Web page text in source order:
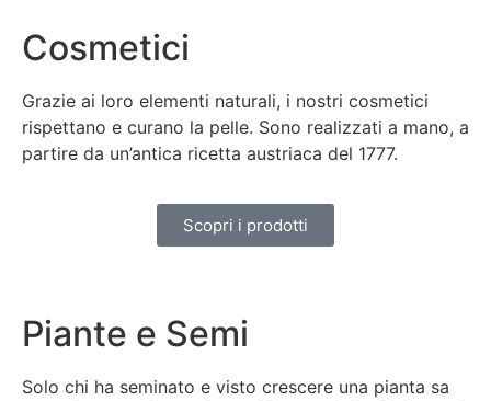
Cosmetici
Grazie ai loro elementi naturali, i nostri cosmetici
rispettano e curano la pelle. Sono realizzati a mano, a
partire da un’antica ricetta austriaca del 1777.
Scopri i prodotti
Piante e Semi
Solo chi ha seminato e visto crescere una pianta sa